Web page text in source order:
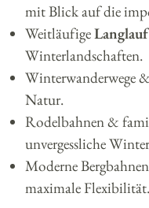
mit Blick auf die
Weitläufige
Winterlandschaften.
Winterwanderwege
Natur.
Rodelbahnen &
unvergessliche
Moderne
maximale Flexibilität.